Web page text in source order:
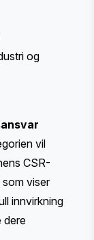
og
vil
CSR-
viser
innvirkning
dere